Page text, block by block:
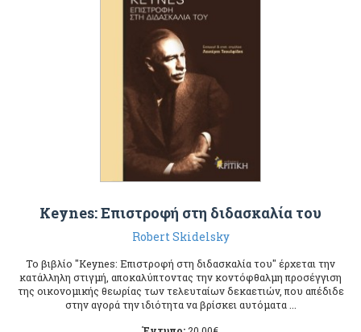
Keynes: Επιστροφή στη διδασκαλία του
Robert Skidelsky
Το βιβλίο "Keynes: Επιστροφή στη διδασκαλία του" έρχεται την
κατάλληλη στιγμή, αποκαλύπτοντας την κοντόφθαλμη προσέγγιση
της οικονομικής θεωρίας των τελευταίων δεκαετιών, που απέδιδε
στην αγορά την ιδιότητα να βρίσκει αυτόματα ...